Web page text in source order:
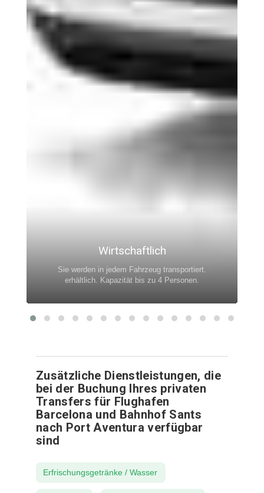
Wirtschaftlich
Sie werden in jedem Fahrzeug transportiert.
erhältlich. Kapazität bis zu 4 Personen.
Zusätzliche Dienstleistungen, die
bei der Buchung Ihres privaten
Transfers für Flughafen
Barcelona und Bahnhof Sants
nach Port Aventura verfügbar
sind
Erfrischungsgetränke / Wasser